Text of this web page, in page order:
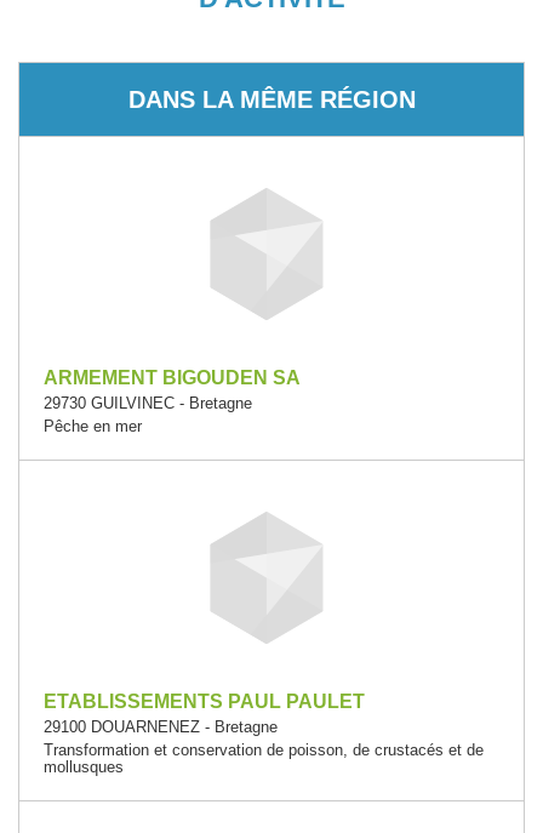
DANS LA MÊME RÉGION
ARMEMENT BIGOUDEN SA
29730 GUILVINEC - Bretagne
Pêche en mer
ETABLISSEMENTS PAUL PAULET
29100 DOUARNENEZ - Bretagne
Transformation et conservation de poisson, de crustacés et de
mollusques